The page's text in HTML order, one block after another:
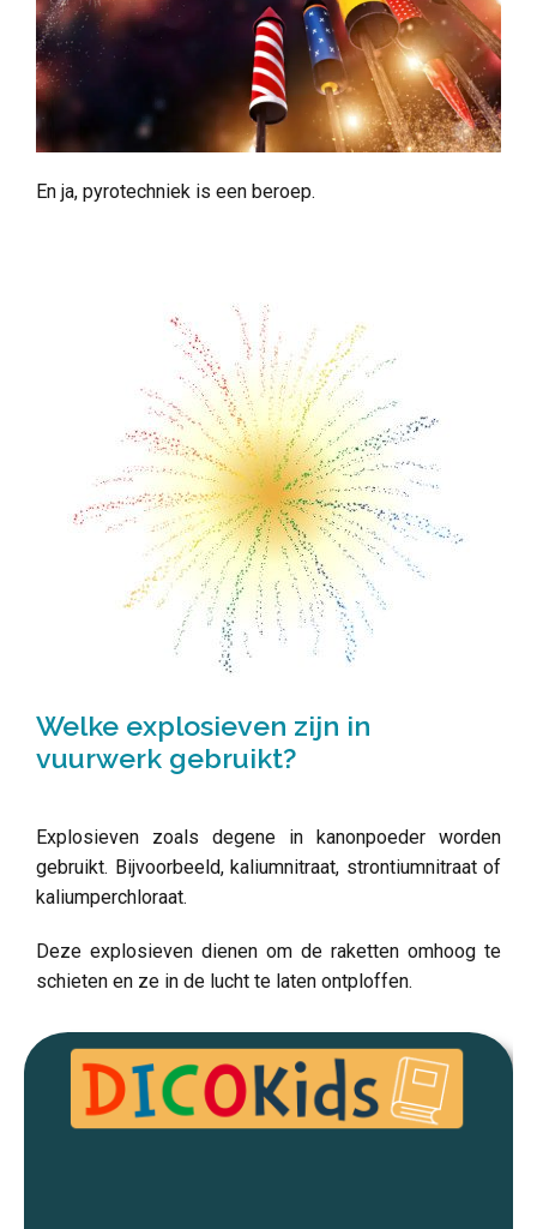
En ja, pyrotechniek is een beroep.
Welke explosieven zijn in
vuurwerk gebruikt?
Explosieven zoals degene in kanonpoeder worden
gebruikt. Bijvoorbeeld, kaliumnitraat, strontiumnitraat of
kaliumperchloraat.
Deze explosieven dienen om de raketten omhoog te
schieten en ze in de lucht te laten ontploffen.